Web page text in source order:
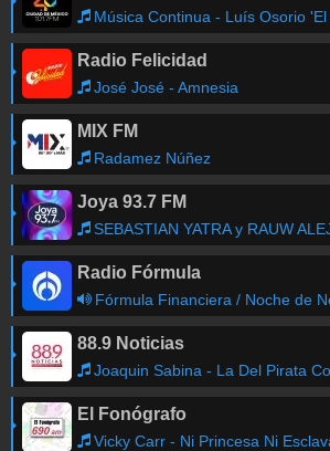
Poza Rica -94.7 FM
Puerto Escondido-94.1 FM
Puerto Vallarta- 99.9 FM
Querétaro-92.7 FM
Reynosa-590AM
Sabinas
-99.7
FM
San Luis De La Paz- 92.5 FM
San Luis Potosí
-90.9 FM
Tampico- 100.1
Tehuacán-100.7 FM
La Mejor Mapa de frecuencias
Música Continua - Luís Osorio 'El
Radio Felicidad
José José - Amnesia
MIX FM
Radamez Núñez
Joya 93.7 FM
SEBASTIAN YATRA y RAUW ALEJANDRO
Radio Fórmula
Fórmula Financiera / Noche de
88.9 Noticias
Joaquin Sabina - La Del Pirata
El Fonógrafo
Vicky Carr - Ni Princesa Ni